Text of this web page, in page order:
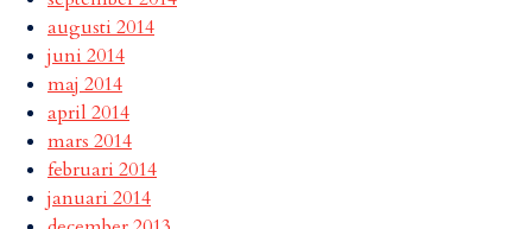
augusti 2014
juni 2014
maj 2014
april 2014
mars 2014
februari 2014
januari 2014